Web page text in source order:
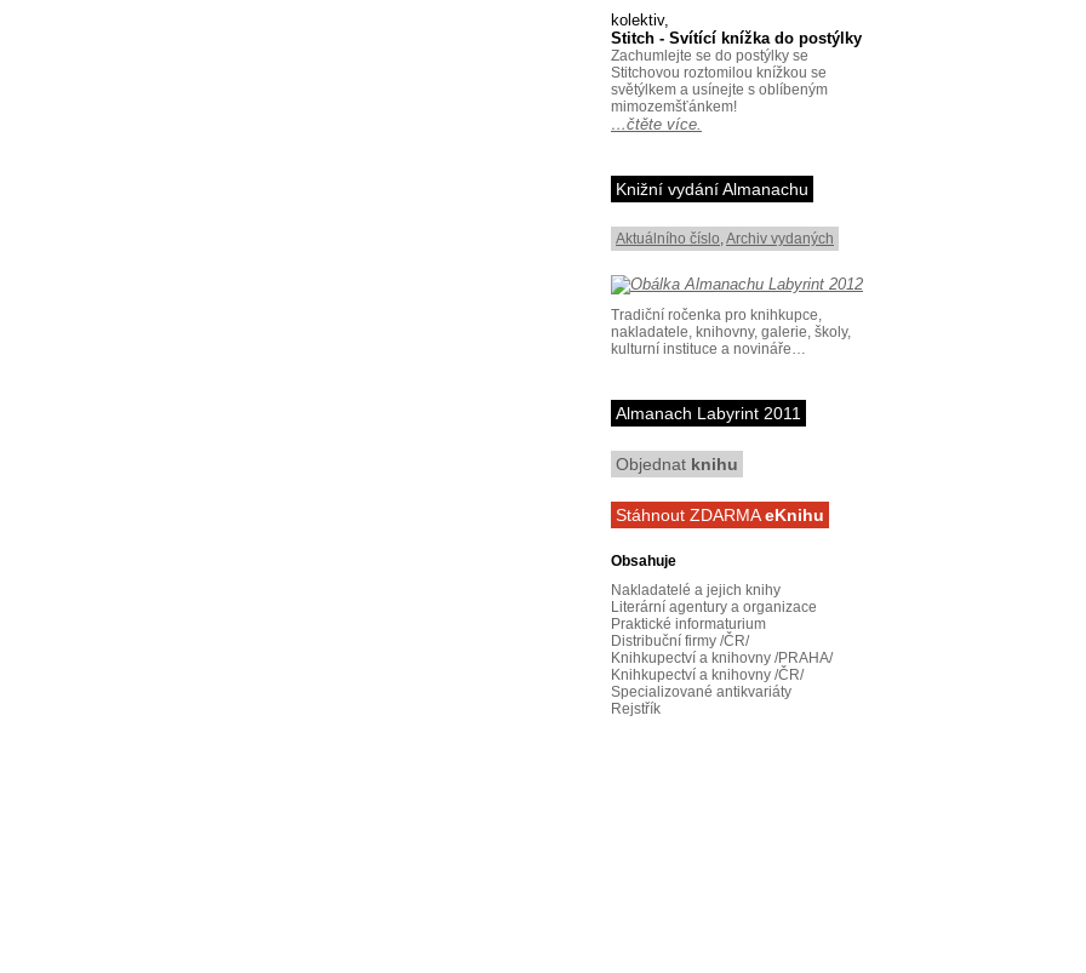
kolektiv,
Stitch - Svítící knížka do postýlky
Zachumlejte se do postýlky se
Stitchovou roztomilou knížkou se
světýlkem a usínejte s oblíbeným
mimozemšťánkem!
…čtěte více.
Knižní vydání Almanachu
Aktuálního číslo,Archiv vydaných
Tradiční ročenka pro knihkupce,
nakladatele, knihovny, galerie, školy,
kulturní instituce a novináře…
Almanach Labyrint 2011
Objednat knihu
Stáhnout ZDARMAeKnihu
Obsahuje
Nakladatelé a jejich knihy
Literární agentury a organizace
Praktické informaturium
Distribuční firmy /ČR/
Knihkupectví a knihovny /PRAHA/
Knihkupectví a knihovny /ČR/
Specializované antikvariáty
Rejstřík